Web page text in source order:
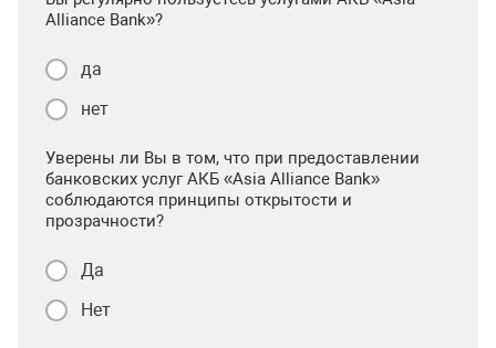
Alliance Bank»?
да
нет
Уверены ли Вы в том, что при предоставлении
банковских услуг АКБ «Asia Alliance Bank»
соблюдаются принципы открытости и
прозрачности?
Да
Нет